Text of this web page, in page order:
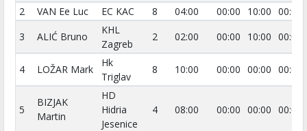
2
VAN Ee Luc EC KAC 8 04:00 00:00 10:00 00:00
3
ALIĆ Bruno
KHL
Zagreb
2 02:00 00:00 10:00 00:00
4 LOŽAR Mark
Hk
Triglav
8 10:00 00:00 00:00 00:00
5
BIZJAK
Martin
HD
Hidria
Jesenice
4 08:00 00:00 00:00 00:00